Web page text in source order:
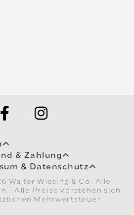
& Zahlung
& Datenschutz
Walter Wissing & Co.. Alle
* Alle Preise verstehen sich
Mehrwertsteuer.